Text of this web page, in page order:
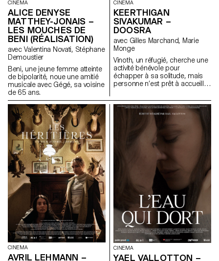
CINEMA
ALICE DENYSE
MATTHEY-JONAIS –
LES MOUCHES DE
BENI (RÉALISATION)
avec Valentina Novati, Stéphane
Demoustier
Beni, une jeune femme atteinte
de bipolarité, noue une amitié
musicale avec Gégé, sa voisine
de 65 ans.
CINEMA
KEERTHIGAN
SIVAKUMAR –
DOOSRA
avec Gilles Marchand, Marie
Monge
Vinoth, un réfugié, cherche une
activité bénévole pour
échapper à sa solitude, mais
personne n’est prêt à accueillir
CINEMA
AVRIL LEHMANN –
CINEMA
YAEL VALLOTTON –